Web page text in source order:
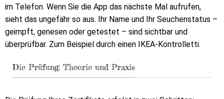
im Telefon. Wenn Sie die App das nächste Mal aufrufen,
sieht das ungefähr so aus. Ihr Name und Ihr Seuchenstatus –
geimpft, genesen oder getestet – sind sichtbar und
überprüfbar. Zum Beispiel durch einen IKEA-Kontrolletti.
Die Prüfung: Theorie und Praxis